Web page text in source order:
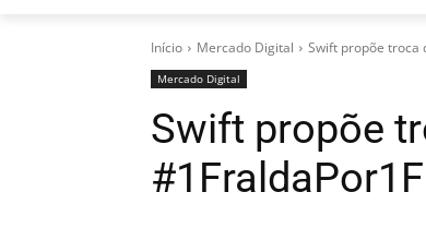
Início Mercado Digital Swift propõe troca
Mercado Digital
Swift propõe